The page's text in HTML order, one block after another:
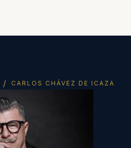
/ CARLOS CHÁVEZ DE ICAZA